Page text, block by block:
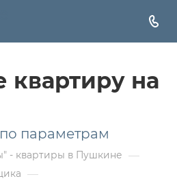
квартиру на
параметрам
- квартиры в Пушкине —
—